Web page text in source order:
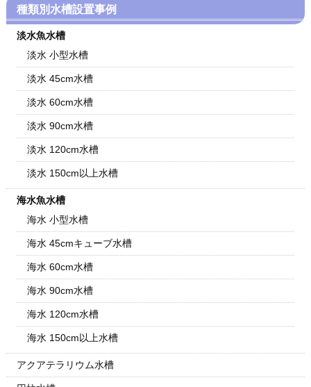
種類別水槽設置事例
淡水魚水槽
淡水 小型水槽
淡水 45cm水槽
淡水 60cm水槽
淡水 90cm水槽
淡水 120cm水槽
淡水 150cm以上水槽
海水魚水槽
海水 小型水槽
海水 45cmキューブ水槽
海水 60cm水槽
海水 90cm水槽
海水 120cm水槽
海水 150cm以上水槽
アクアテラリウム水槽